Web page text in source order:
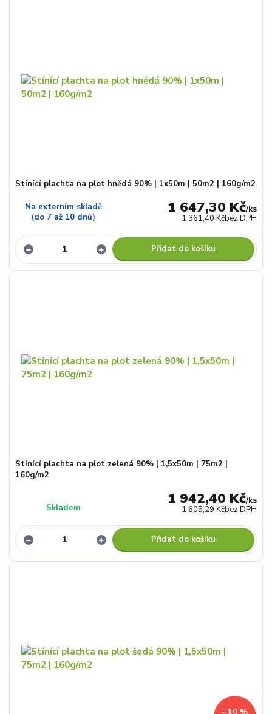
Stínící plachta na plot hnědá 90% | 1x50m | 50m2 | 160g/m2
1 647,30 Kč/ks
1 361,40 Kčbez DPH
Na externím skladě
(do 7 až 10 dnů)
Přidat do košíku
Stínící plachta na plot zelená 90% | 1,5x50m | 75m2 |
160g/m2
1 942,40 Kč/ks
1 605,29 Kčbez DPH
Skladem
Přidat do košíku